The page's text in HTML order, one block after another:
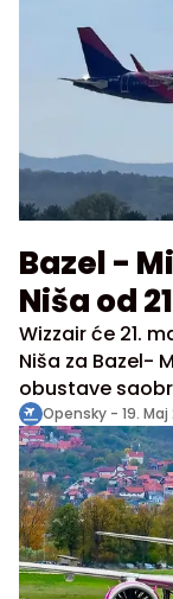
Bazel -
Niša od
Wizzair će 21.
Niša za Bazel-
obustave
aerodromu, što
Štutgart,
Opensky - 19.